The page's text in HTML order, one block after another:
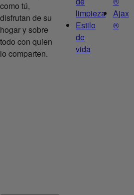
como tú,
disfrutan de su
hogar y sobre
todo con quien
lo comparten.
limpieza
Estilo
de
vida
Ajax
®